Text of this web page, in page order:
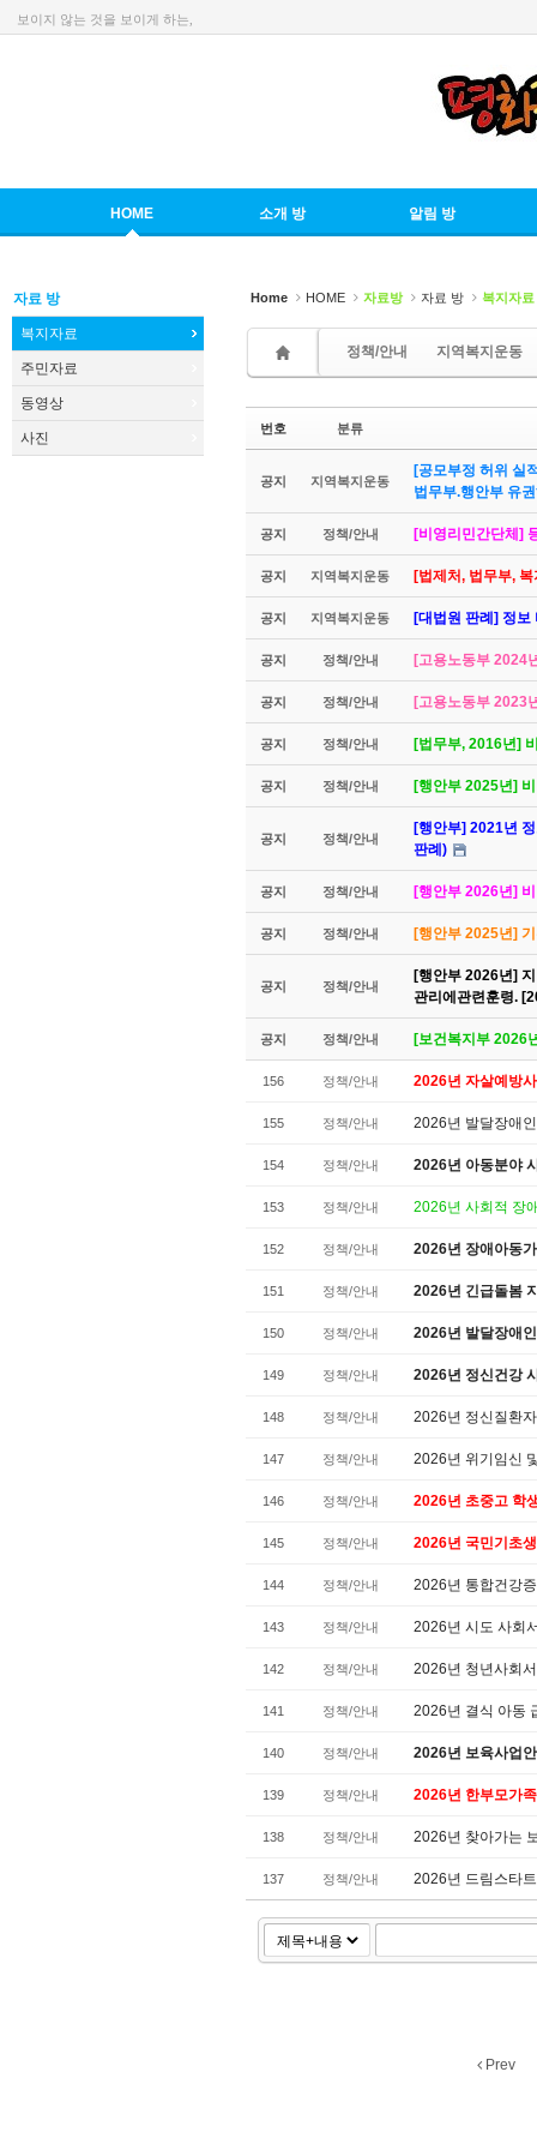
보이지 않는 것을 보이게 하는,
HOME 소개 방 알림 방
자료 방
복지자료
주민자료
동영상
사진
Home HOME 자료방 자료 방 복지자료
정책/안내 지역복지운동
번호 분류
공지 지역복지운동
[공모부정 허위 실
법무부.행안부 유
공지 정책/안내 [비영리민간단체]
공지 지역복지운동 [법제처, 법무부,
공지 지역복지운동 [대법원 판례] 정보
공지 정책/안내 [고용노동부 2024
공지 정책/안내 [고용노동부 2023
공지 정책/안내 [법무부, 2016년]
공지 정책/안내 [행안부 2025년]
공지 정책/안내
[행안부] 2021년
판례)
공지 정책/안내 [행안부 2026년]
공지 정책/안내 [행안부 2025년]
공지 정책/안내
[행안부 2026년]
관리에관련훈령.
공지 정책/안내 [보건복지부 2026
156 정책/안내 2026년 자살예방
155 정책/안내 2026년 발달장애
154 정책/안내 2026년 아동분야
153 정책/안내 2026년 사회적 장
152 정책/안내 2026년 장애아동
151 정책/안내 2026년 긴급돌봄
150 정책/안내 2026년 발달장애
149 정책/안내 2026년 정신건강
148 정책/안내 2026년 정신질환
147 정책/안내 2026년 위기임신
146 정책/안내 2026년 초중고 학
145 정책/안내 2026년 국민기초
144 정책/안내 2026년 통합건강
143 정책/안내 2026년 시도 사회
142 정책/안내 2026년 청년사회
141 정책/안내 2026년 결식 아동
140 정책/안내 2026년 보육사업
139 정책/안내 2026년 한부모가
138 정책/안내 2026년 찾아가는
137 정책/안내 2026년 드림스타
Prev
Sketchbook5, 스케치북5